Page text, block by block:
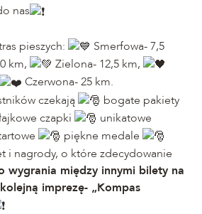
nas
pieszych:
Smerfowa- 7,5
km,
Zielona- 12,5 km,
Czerwona- 25 km.
czekają
bogate pakiety
czapki
unikatowe
piękne medale
i nagrody, o które zdecydowanie
wygrania między innymi bilety na
imprezę- „Kompas